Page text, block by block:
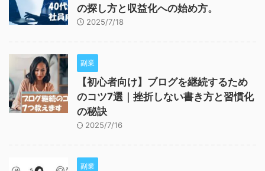
の探し方と収益化への始め方。
2025/7/18
副業
【初心者向け】ブログを継続するため
のコツ7選｜挫折しない書き方と習慣化
の秘訣
2025/7/16
副業